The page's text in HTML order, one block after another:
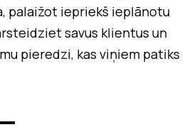
palaižot iepriekš ieplānotu
savus klientus un
pieredzi, kas viņiem patiks